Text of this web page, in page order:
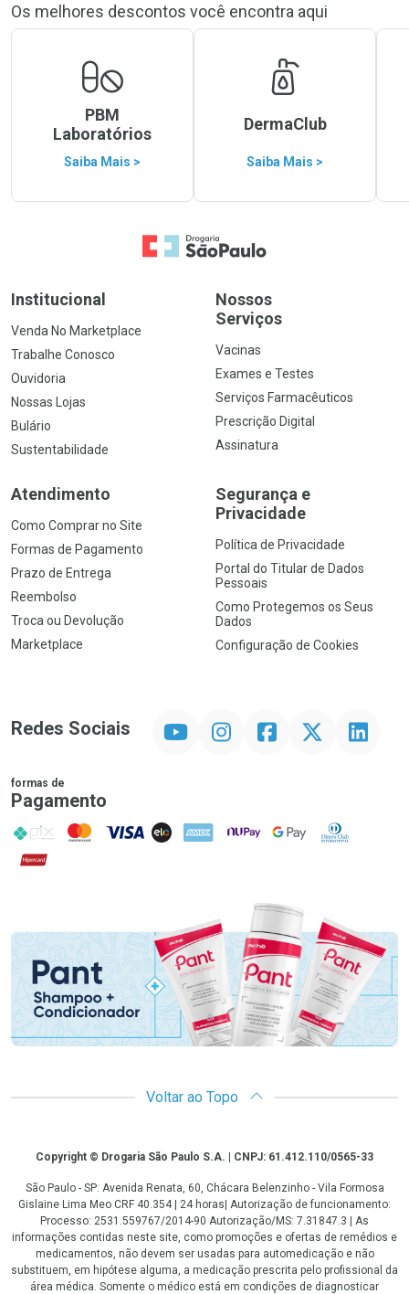
Os melhores descontos você encontra aqui
PBM
Laboratórios
Saiba Mais >
DermaClub
Saiba Mais >
Ir para a Home
Institucional
Venda No Marketplace
Trabalhe Conosco
Ouvidoria
Nossas Lojas
Bulário
Sustentabilidade
Nossos
Serviços
Vacinas
Exames e Testes
Serviços Farmacêuticos
Prescrição Digital
Assinatura
Atendimento
Como Comprar no Site
Formas de Pagamento
Prazo de Entrega
Reembolso
Troca ou Devolução
Marketplace
Segurança e
Privacidade
Política de Privacidade
Portal do Titular de Dados
Pessoais
Como Protegemos os Seus
Dados
Configuração de Cookies
Redes Sociais InstagramFacebookTwitter Linkedin
formas de
Pagamento
PIX MasterCard
VISA ELO AMEX NuPay Google PayDiners Club
Hipercard
Promoção em Destaque
Voltar ao Topo
CopyrightCopyright © Drogaria São Paulo S.A. | CNPJ: 61.412.110/0565-33
São Paulo - SP: Avenida Renata, 60, Chácara Belenzinho - Vila Formosa
Gislaine Lima Meo CRF 40.354 | 24 horas| Autorização de funcionamento:
Processo: 2531.559767/2014-90 Autorização/MS: 7.31847.3 | As
informações contidas neste site, como promoções e ofertas de remédios e
medicamentos, não devem ser usadas para automedicação e não
substituem, em hipótese alguma, a medicação prescrita pelo profissional da
área médica. Somente o médico está em condições de diagnosticar